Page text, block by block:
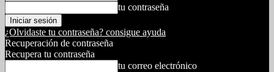
tu contraseña
¿Olvidaste tu contraseña? consigue ayuda
Recuperación de contraseña
Recupera tu contraseña
tu correo electrónico